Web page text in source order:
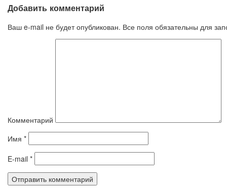
Добавить комментарий
Ваш e-mail не будет опубликован. Все поля обязательны для
Комментарий
Имя *
E-mail *